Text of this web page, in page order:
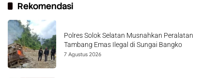
Rekomendasi
Polres Solok Selatan Musnahkan Peralatan
Tambang Emas Ilegal di Sungai Bangko
7 Agustus 2026